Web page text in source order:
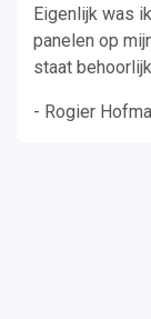
Eigenlijk was
panelen op
staat
- Rogier